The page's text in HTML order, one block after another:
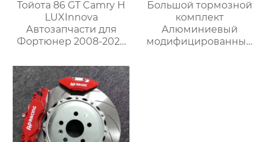
Тойота 86 GT Camry H
LUXInnova
Автозапчасти для
Фортюнер 2008-2023
тормозной суппорт
TSLF50 с 4POT и
комплектом роторных
дисков
Большой тормозной
комплект
Алюминиевый
модифицированный